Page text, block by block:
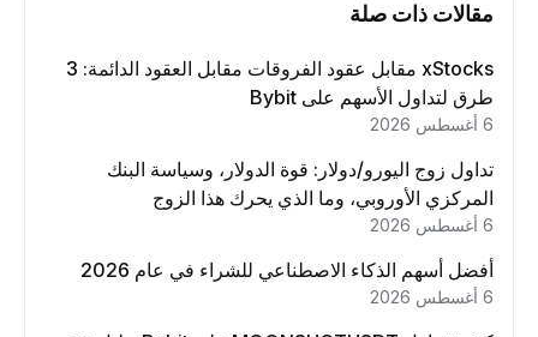
مقالات ذات صلة
xStocks مقابل عقود الفروقات مقابل العقود الدائمة: 3
طرق لتداول الأسهم على Bybit
تداول زوج اليورو/دولار: قوة الدولار، وسياسة البنك
المركزي الأوروبي، وما الذي يحرك هذا الزوج
أفضل أسهم الذكاء الاصطناعي للشراء في عام 2026